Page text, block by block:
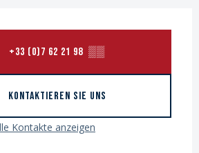
& Kontaktdaten
+33 (0)7 62 21 98 ▒▒
KONTAKTIEREN SIE UNS
Kontakte anzeigen